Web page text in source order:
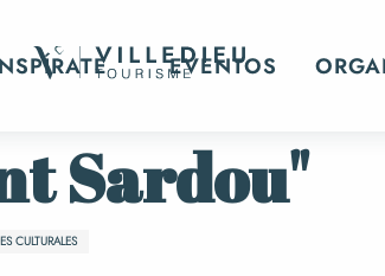
EVENTOS
Sardou"
CULTURALES